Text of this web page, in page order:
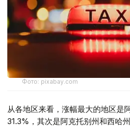
Фото: pixabay.com
从各地区来看，涨幅最大的地区是
31.3%，其次是阿克托别州和西哈